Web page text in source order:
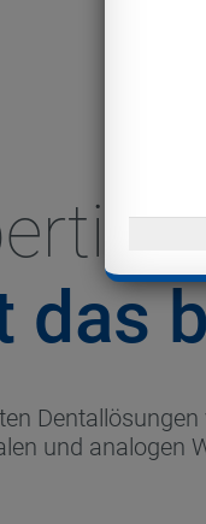
das
und analogen